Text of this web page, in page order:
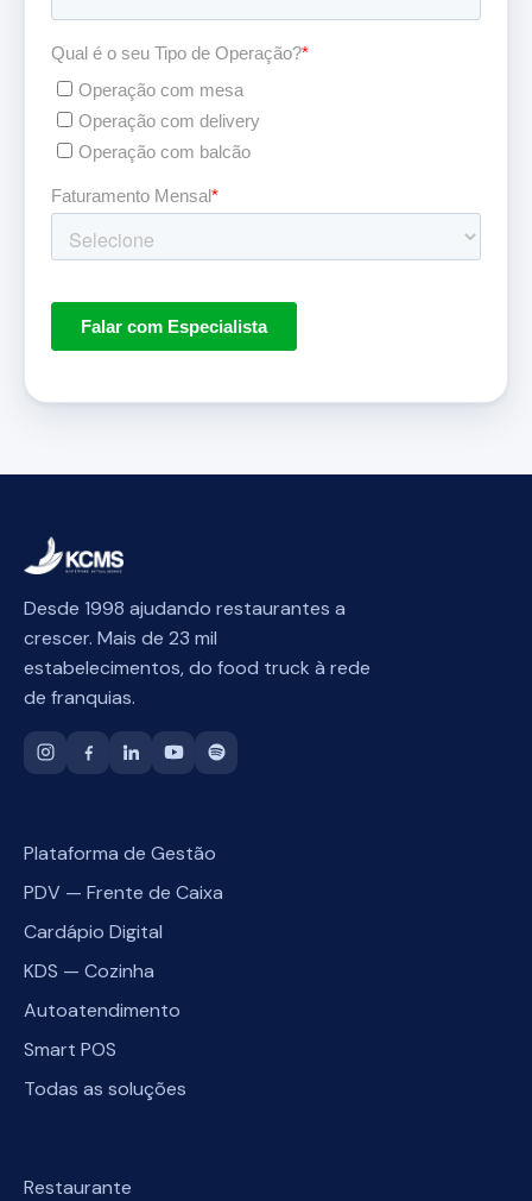
Desde 1998 ajudando restaurantes a
crescer. Mais de 23 mil
estabelecimentos, do food truck à rede
de franquias.
Plataforma de Gestão
PDV — Frente de Caixa
Cardápio Digital
KDS — Cozinha
Autoatendimento
Smart POS
Todas as soluções
Restaurante